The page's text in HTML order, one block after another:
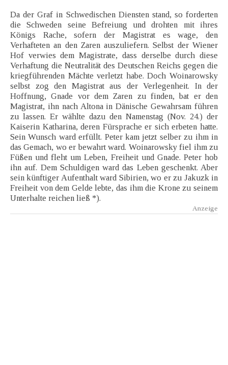
Da der Graf in Schwedischen Diensten stand, so forderten
die Schweden seine Befreiung und drohten mit ihres
Königs Rache, sofern der Magistrat es wage, den
Verhafteten an den Zaren auszuliefern. Selbst der Wiener
Hof verwies dem Magistrate, dass derselbe durch diese
Verhaftung die Neutralität des Deutschen Reichs gegen die
kriegführenden Mächte verletzt habe. Doch Woinarowsky
selbst zog den Magistrat aus der Verlegenheit. In der
Hoffnung, Gnade vor dem Zaren zu finden, bat er den
Magistrat, ihn nach Altona in Dänische Gewahrsam führen
zu lassen. Er wählte dazu den Namenstag (Nov. 24.) der
Kaiserin Katharina, deren Fürsprache er sich erbeten hatte.
Sein Wunsch ward erfüllt. Peter kam jetzt selber zu ihm in
das Gemach, wo er bewahrt ward. Woinarowsky fiel ihm zu
Füßen und fleht um Leben, Freiheit und Gnade. Peter hob
ihn auf. Dem Schuldigen ward das Leben geschenkt. Aber
sein künftiger Aufenthalt ward Sibirien, wo er zu Jakuzk in
Freiheit von dem Gelde lebte, das ihm die Krone zu seinem
Unterhalte reichen ließ *).